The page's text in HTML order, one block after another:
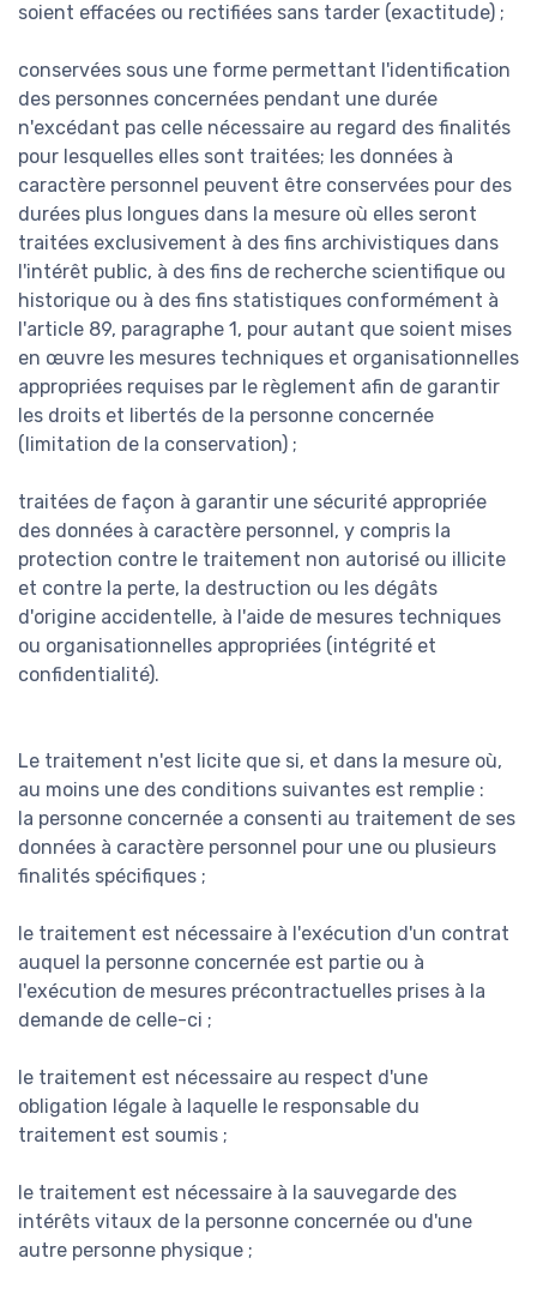
soient effacées ou rectifiées sans tarder (exactitude) ;
conservées sous une forme permettant l'identification
des personnes concernées pendant une durée
n'excédant pas celle nécessaire au regard des finalités
pour lesquelles elles sont traitées; les données à
caractère personnel peuvent être conservées pour des
durées plus longues dans la mesure où elles seront
traitées exclusivement à des fins archivistiques dans
l'intérêt public, à des fins de recherche scientifique ou
historique ou à des fins statistiques conformément à
l'article 89, paragraphe 1, pour autant que soient mises
en œuvre les mesures techniques et organisationnelles
appropriées requises par le règlement afin de garantir
les droits et libertés de la personne concernée
(limitation de la conservation) ;
traitées de façon à garantir une sécurité appropriée
des données à caractère personnel, y compris la
protection contre le traitement non autorisé ou illicite
et contre la perte, la destruction ou les dégâts
d'origine accidentelle, à l'aide de mesures techniques
ou organisationnelles appropriées (intégrité et
confidentialité).
Le traitement n'est licite que si, et dans la mesure où,
au moins une des conditions suivantes est remplie :
la personne concernée a consenti au traitement de ses
données à caractère personnel pour une ou plusieurs
finalités spécifiques ;
le traitement est nécessaire à l'exécution d'un contrat
auquel la personne concernée est partie ou à
l'exécution de mesures précontractuelles prises à la
demande de celle-ci ;
le traitement est nécessaire au respect d'une
obligation légale à laquelle le responsable du
traitement est soumis ;
le traitement est nécessaire à la sauvegarde des
intérêts vitaux de la personne concernée ou d'une
autre personne physique ;